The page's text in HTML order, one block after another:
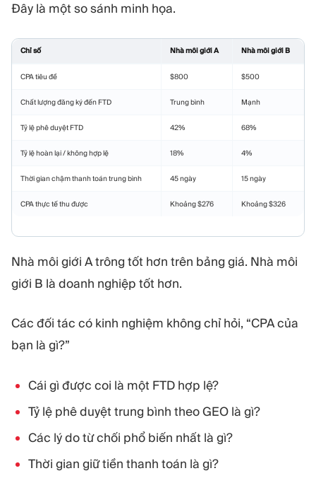
Đây là một so sánh minh họa.
Chỉ số Nhà môi giới A Nhà môi giới B
CPA tiêu đề $800 $500
Chất lượng đăng ký đến FTD Trung bình Mạnh
Tỷ lệ phê duyệt FTD 42% 68%
Tỷ lệ hoàn lại / không hợp lệ 18% 4%
Thời gian chậm thanh toán trung bình 45 ngày 15 ngày
CPA thực tế thu được Khoảng $276 Khoảng $326
Nhà môi giới A trông tốt hơn trên bảng giá. Nhà môi
giới B là doanh nghiệp tốt hơn.
Các đối tác có kinh nghiệm không chỉ hỏi, “CPA của
bạn là gì?”
Cái gì được coi là một FTD hợp lệ?
Tỷ lệ phê duyệt trung bình theo GEO là gì?
Các lý do từ chối phổ biến nhất là gì?
Thời gian giữ tiền thanh toán là gì?